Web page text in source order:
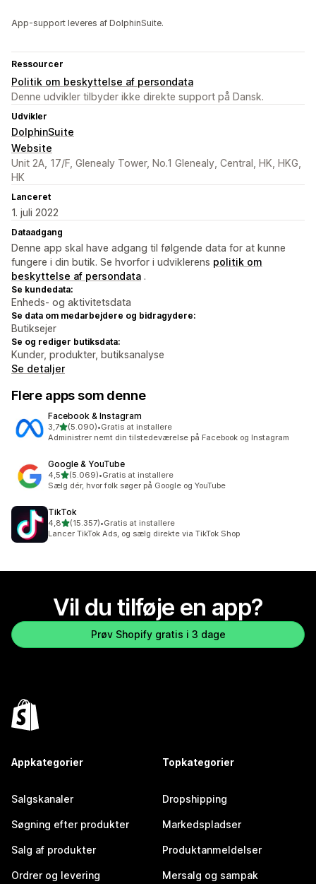
App-support leveres af DolphinSuite.
Ressourcer
Politik om beskyttelse af persondata
Denne udvikler tilbyder ikke direkte support på Dansk.
Udvikler
DolphinSuite
Website
Unit 2A, 17/F, Glenealy Tower, No.1 Glenealy, Central, HK, HKG,
HK
Lanceret
1. juli 2022
Dataadgang
Denne app skal have adgang til følgende data for at kunne
fungere i din butik. Se hvorfor i udviklerens politik om
beskyttelse af persondata .
Se kundedata:
Enheds- og aktivitetsdata
Se data om medarbejdere og bidragydere:
Butiksejer
Se og rediger butiksdata:
Kunder, produkter, butiksanalyse
Se detaljer
Flere apps som denne
Facebook & Instagram
3,7ud af 5 stjerner
(5.090)
5090 anmeldelser i alt
•Gratis at installere
Administrer nemt din tilstedeværelse på Facebook og Instagram
Google & YouTube
4,5ud af 5 stjerner
(5.069)
5069 anmeldelser i alt
•Gratis at installere
Sælg dér, hvor folk søger på Google og YouTube
TikTok
4,8ud af 5 stjerner
(15.357)
15357 anmeldelser i alt
•Gratis at installere
Lancer TikTok Ads, og sælg direkte via TikTok Shop
Vil du tilføje en app?
Prøv Shopify gratis i 3 dage
Appkategorier
Salgskanaler
Søgning efter produkter
Salg af produkter
Ordrer og levering
Topkategorier
Dropshipping
Markedspladser
Produktanmeldelser
Mersalg og sampak